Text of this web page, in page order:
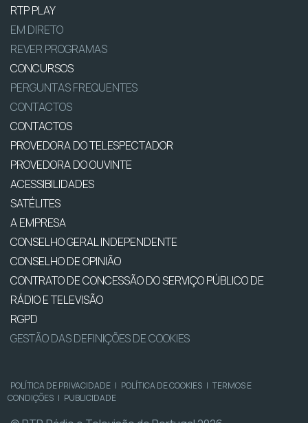
RTP PLAY
EM DIRETO
REVER PROGRAMAS
CONCURSOS
PERGUNTAS FREQUENTES
CONTACTOS
CONTACTOS
PROVEDORA DO TELESPECTADOR
PROVEDORA DO OUVINTE
ACESSIBILIDADES
SATÉLITES
A EMPRESA
CONSELHO GERAL INDEPENDENTE
CONSELHO DE OPINIÃO
CONTRATO DE CONCESSÃO DO SERVIÇO PÚBLICO DE
RÁDIO E TELEVISÃO
RGPD
GESTÃO DAS DEFINIÇÕES DE COOKIES
POLÍTICA DE PRIVACIDADE | POLÍTICA DE COOKIES | TERMOS E
CONDIÇÕES | PUBLICIDADE